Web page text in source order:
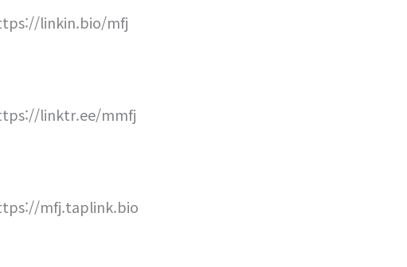
linkin.bio/mfj
linktr.ee/mmfj
mfj.taplink.bio